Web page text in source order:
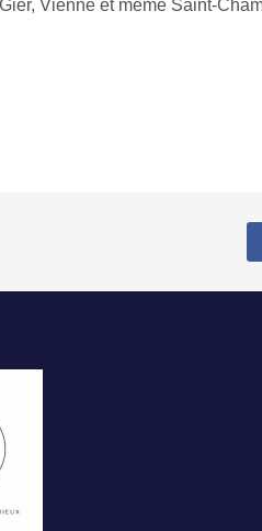
Vienne et même Saint-